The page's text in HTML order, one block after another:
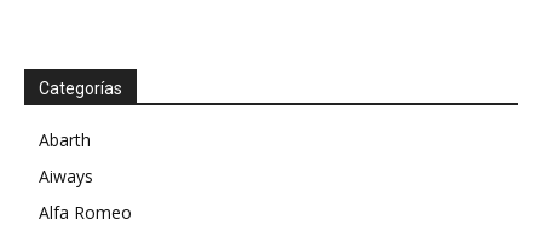
Categorías
Abarth
Aiways
Alfa Romeo